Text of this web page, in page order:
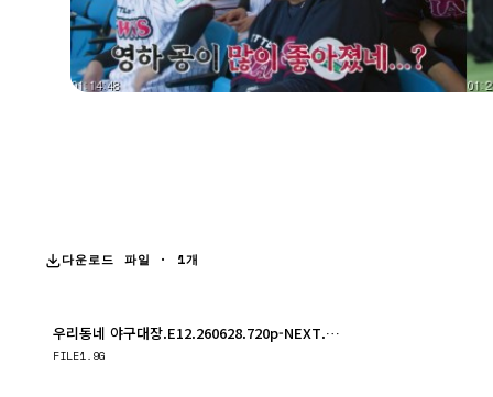
다운로드 파일 · 1개
우리동네 야구대장.E12.260628.720p-NEXT.mp4
FILE1.9G